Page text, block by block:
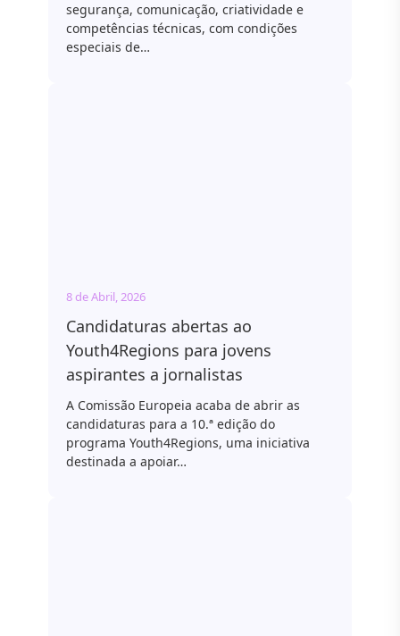
segurança, comunicação, criatividade e
competências técnicas, com condições
especiais de…
8 de Abril, 2026
Candidaturas abertas ao
Youth4Regions para jovens
aspirantes a jornalistas
A Comissão Europeia acaba de abrir as
candidaturas para a 10.ª edição do
programa Youth4Regions, uma iniciativa
destinada a apoiar…